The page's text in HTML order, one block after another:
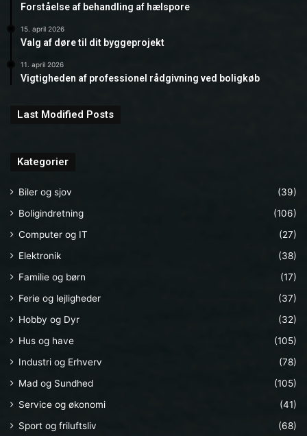
Forståelse af behandling af hælspore
15. april 2026
Valg af døre til dit byggeprojekt
11. april 2026
Vigtigheden af professionel rådgivning ved boligkøb
Last Modified Posts
Kategorier
Biler og sjov
(39)
Boligindretning
(106)
Computer og IT
(27)
Elektronik
(38)
Familie og børn
(17)
Ferie og lejligheder
(37)
Hobby og Dyr
(32)
Hus og have
(105)
Industri og Erhverv
(78)
Mad og Sundhed
(105)
Service og økonomi
(41)
Sport og friluftsliv
(68)